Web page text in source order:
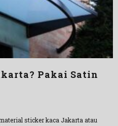
Pakai Satin
sticker kaca Jakarta atau